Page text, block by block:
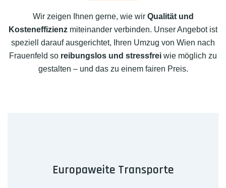
Wir zeigen Ihnen gerne, wie wir Qualität und
Kosteneffizienz miteinander verbinden. Unser Angebot ist
speziell darauf ausgerichtet, Ihren Umzug von Wien nach
Frauenfeld so reibungslos und stressfrei wie möglich zu
gestalten – und das zu einem fairen Preis.
Europaweite Transporte